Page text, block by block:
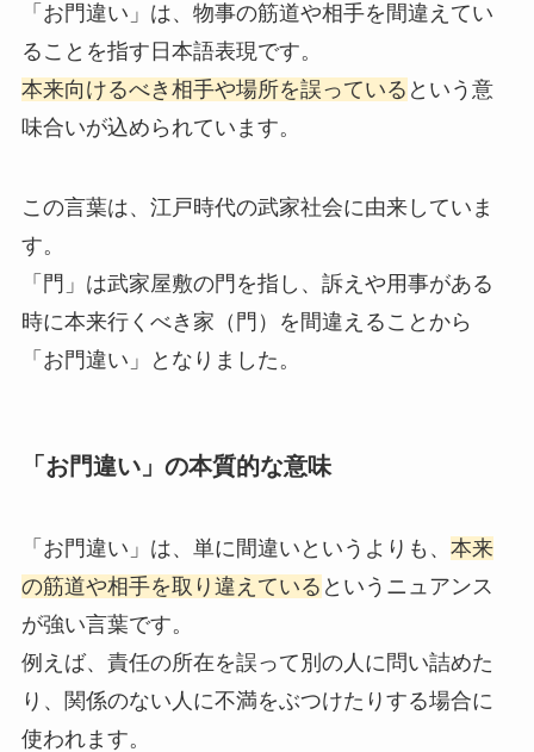
「お門違い」は、物事の筋道や相手を間違えてい
ることを指す日本語表現です。
本来向けるべき相手や場所を誤っている という意
味合いが込められています。
この言葉は、江戸時代の武家社会に由来していま
す。
「門」は武家屋敷の門を指し、訴えや用事がある
時に本来行くべき家（門）を間違えることから
「お門違い」となりました。
「お門違い」の本質的な意味
「お門違い」は、単に間違いというよりも、 本来
の筋道や相手を取り違えている というニュアンス
が強い言葉です。
例えば、責任の所在を誤って別の人に問い詰めた
り、関係のない人に不満をぶつけたりする場合に
使われます。